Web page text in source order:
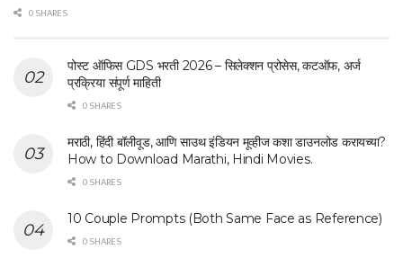
0 SHARES
पोस्ट ऑफिस GDS भरती 2026 – सिलेक्शन प्रोसेस, कटऑफ, अर्ज
प्रक्रिया संपूर्ण माहिती
0 SHARES
मराठी, हिंदी बॉलीवूड, आणि साउथ इंडियन मूव्हीज कशा डाउनलोड करायच्या?
How to Download Marathi, Hindi Movies.
0 SHARES
10 Couple Prompts (Both Same Face as Reference)
0 SHARES